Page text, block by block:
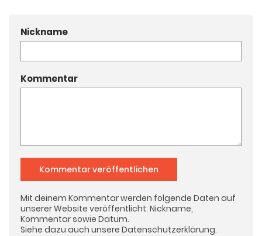
Nickname
Kommentar
Kommentar veröffentlichen
Mit deinem Kommentar werden folgende Daten auf
unserer Website veröffentlicht: Nickname,
Kommentar sowie Datum.
Siehe dazu auch unsere Datenschutzerklärung.